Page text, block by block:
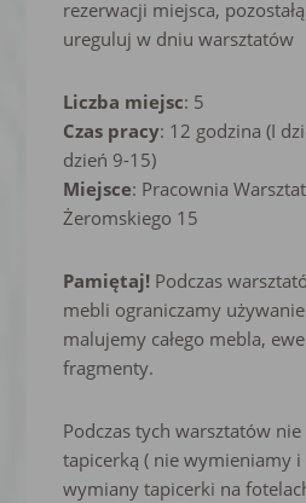
rezerwacji miejsca,
ureguluj w dniu warsztatów
Liczba miejsc: 5
Czas pracy: 12 godzina (I
dzień 9-15)
Miejsce: Pracownia
Żeromskiego 15
Pamiętaj!Podczas
mebli ograniczamy
malujemy całego mebla,
fragmenty.
Podczas tych warsztatów
tapicerką ( nie wymieniamy i
wymiany tapicerki na